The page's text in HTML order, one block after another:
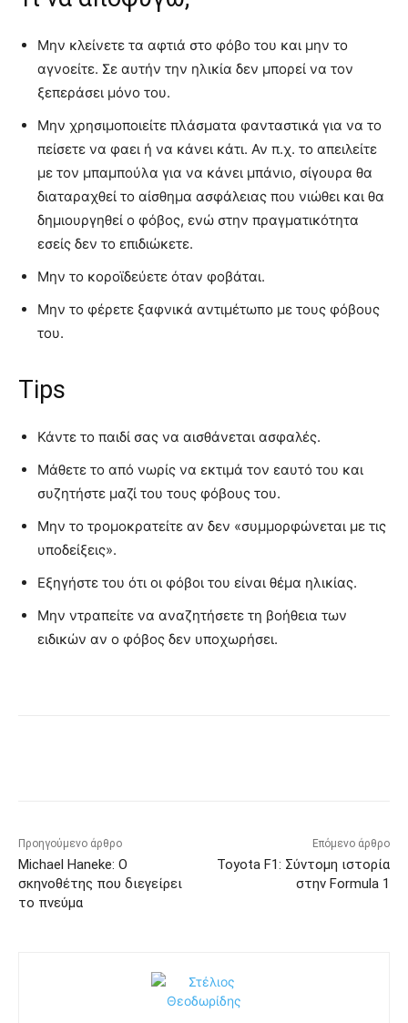
Μην κλείνετε τα αφτιά στο φόβο του και μην το
αγνοείτε. Σε αυτήν την ηλικία δεν μπορεί να τον
ξεπεράσει μόνο του.
Μην χρησιμοποιείτε πλάσματα φανταστικά για να το
πείσετε να φαει ή να κάνει κάτι. Αν π.χ. το απειλείτε
με τον μπαμπούλα για να κάνει μπάνιο, σίγουρα θα
διαταραχθεί το αίσθημα ασφάλειας που νιώθει και θα
δημιουργηθεί ο φόβος, ενώ στην πραγματικότητα
εσείς δεν το επιδιώκετε.
Μην το κοροϊδεύετε όταν φοβάται.
Μην το φέρετε ξαφνικά αντιμέτωπο με τους φόβους
του.
Tips
Κάντε το παιδί σας να αισθάνεται ασφαλές.
Μάθετε το από νωρίς να εκτιμά τον εαυτό του και
συζητήστε μαζί του τους φόβους του.
Μην το τρομοκρατείτε αν δεν «συμμορφώνεται με τις
υποδείξεις».
Εξηγήστε του ότι οι φόβοι του είναι θέμα ηλικίας.
Μην ντραπείτε να αναζητήσετε τη βοήθεια των
ειδικών αν ο φόβος δεν υποχωρήσει.
Προηγούμενο άρθρο
Michael Haneke: Ο
σκηνοθέτης που διεγείρει
το πνεύμα
Επόμενο άρθρο
Toyota F1: Σύντομη ιστορία
στην Formula 1